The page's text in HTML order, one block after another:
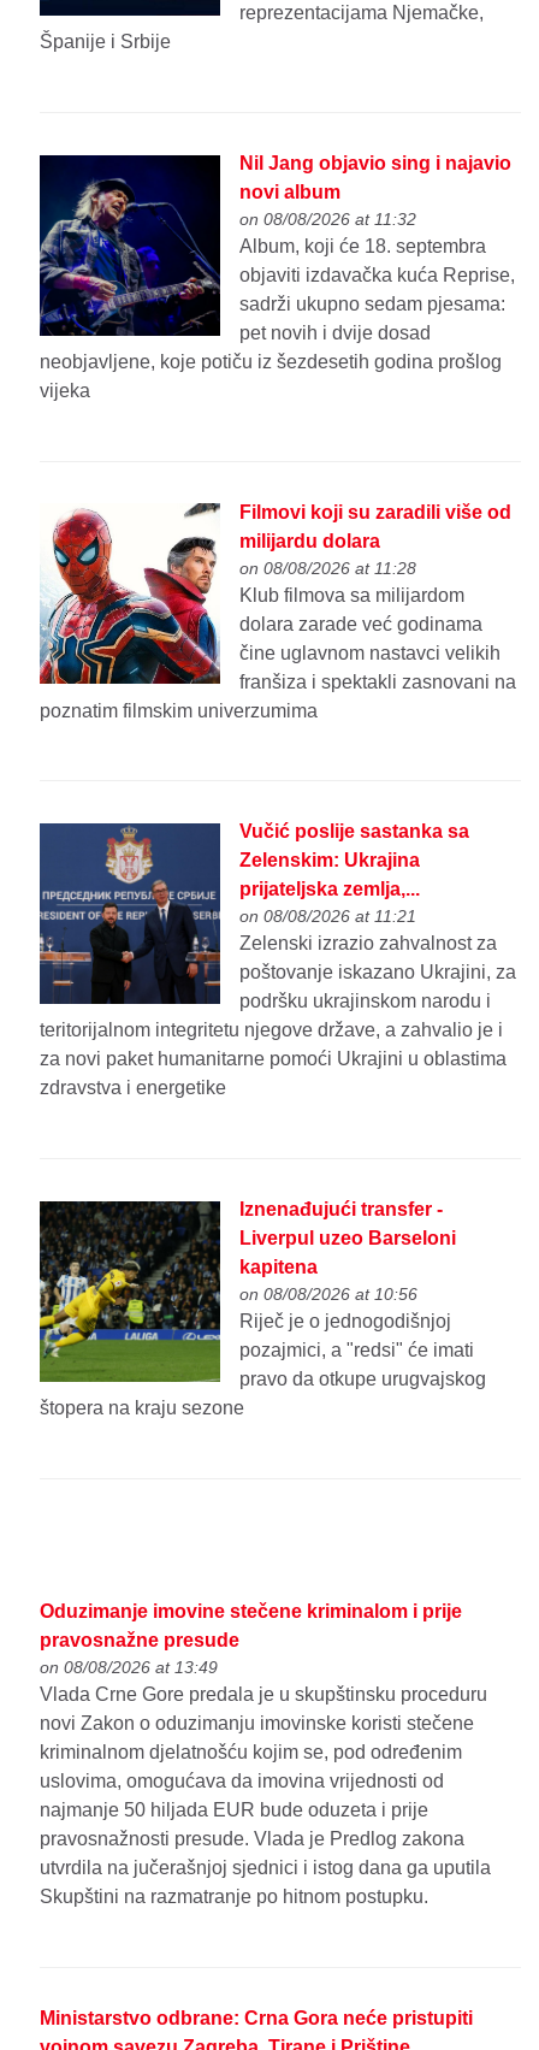
reprezentacijama Njemačke,
Španije i Srbije
Nil Jang objavio sing i najavio
novi album
on 08/08/2026 at 11:32
Album, koji će 18. septembra
objaviti izdavačka kuća Reprise,
sadrži ukupno sedam pjesama:
pet novih i dvije dosad
neobjavljene, koje potiču iz šezdesetih godina prošlog
vijeka
Filmovi koji su zaradili više od
milijardu dolara
on 08/08/2026 at 11:28
Klub filmova sa milijardom
dolara zarade već godinama
čine uglavnom nastavci velikih
franšiza i spektakli zasnovani na
poznatim filmskim univerzumima
Vučić poslije sastanka sa
Zelenskim: Ukrajina
prijateljska zemlja,...
on 08/08/2026 at 11:21
Zelenski izrazio zahvalnost za
poštovanje iskazano Ukrajini, za
podršku ukrajinskom narodu i
teritorijalnom integritetu njegove države, a zahvalio je i
za novi paket humanitarne pomoći Ukrajini u oblastima
zdravstva i energetike
Iznenađujući transfer -
Liverpul uzeo Barseloni
kapitena
on 08/08/2026 at 10:56
Riječ je o jednogodišnjoj
pozajmici, a "redsi" će imati
pravo da otkupe urugvajskog
štopera na kraju sezone
Oduzimanje imovine stečene kriminalom i prije
pravosnažne presude
on 08/08/2026 at 13:49
Vlada Crne Gore predala je u skupštinsku proceduru
novi Zakon o oduzimanju imovinske koristi stečene
kriminalnom djelatnošću kojim se, pod određenim
uslovima, omogućava da imovina vrijednosti od
najmanje 50 hiljada EUR bude oduzeta i prije
pravosnažnosti presude. Vlada je Predlog zakona
utvrdila na jučerašnjoj sjednici i istog dana ga uputila
Skupštini na razmatranje po hitnom postupku.
Ministarstvo odbrane: Crna Gora neće pristupiti